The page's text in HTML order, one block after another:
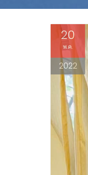
20
พ.ค.
2022